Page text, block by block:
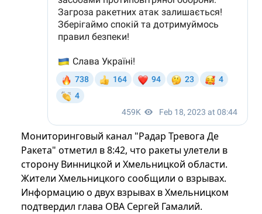
Мониторинговый канал "Радар Тревога Де
Ракета" отметил в 8:42, что ракеты улетели в
сторону Винницкой и Хмельницкой области.
Жители Хмельницкого сообщили о взрывах.
Информацию о двух взрывах в Хмельницком
подтвердил глава ОВА Сергей Гамалий.